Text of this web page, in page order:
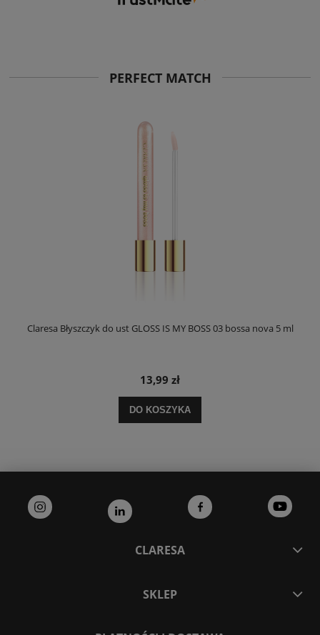
PERFECT MATCH
Claresa Błyszczyk do ust GLOSS IS MY BOSS 03 bossa nova 5 ml
13,99 zł
DO KOSZYKA
CLARESA
SKLEP